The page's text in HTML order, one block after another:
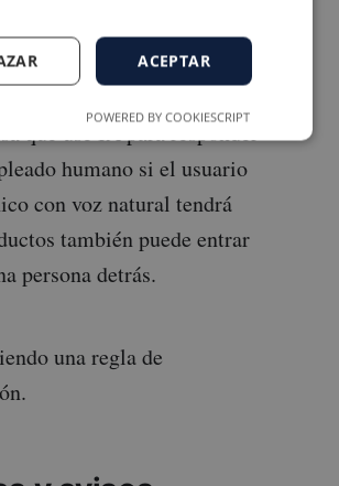
de
que use IA para responder
humano si el usuario
con voz natural tendrá
también puede entrar
persona detrás.
una regla de
ACEPTAR
POWERED BY COOKIESCRIPT